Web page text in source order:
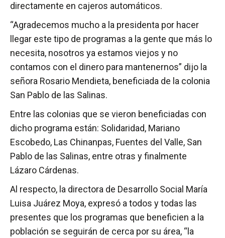
directamente en cajeros automáticos.
“Agradecemos mucho a la presidenta por hacer
llegar este tipo de programas a la gente que más lo
necesita, nosotros ya estamos viejos y no
contamos con el dinero para mantenernos” dijo la
señora Rosario Mendieta, beneficiada de la colonia
San Pablo de las Salinas.
Entre las colonias que se vieron beneficiadas con
dicho programa están: Solidaridad, Mariano
Escobedo, Las Chinanpas, Fuentes del Valle, San
Pablo de las Salinas, entre otras y finalmente
Lázaro Cárdenas.
Al respecto, la directora de Desarrollo Social María
Luisa Juárez Moya, expresó a todos y todas las
presentes que los programas que beneficien a la
población se seguirán de cerca por su área, “la